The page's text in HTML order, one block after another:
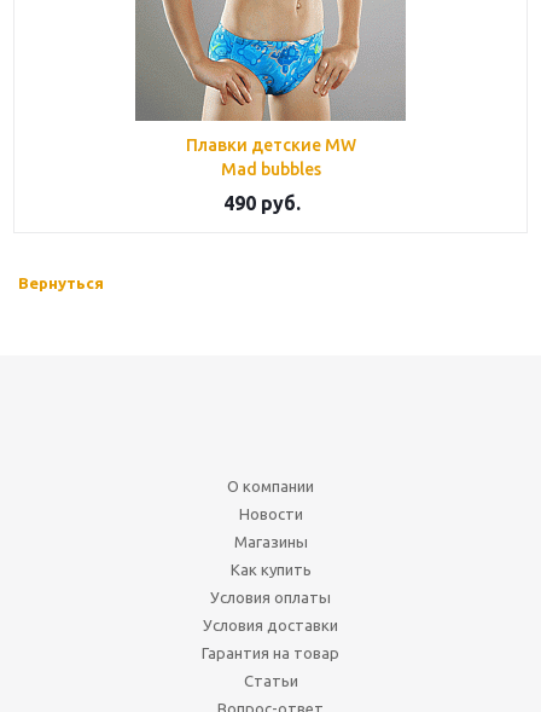
Плавки детские MW
Mad bubbles
490 руб.
Вернуться
О компании
Новости
Магазины
Как купить
Условия оплаты
Условия доставки
Гарантия на товар
Статьи
Вопрос-ответ